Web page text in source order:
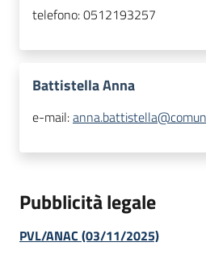
telefono:0512193257
Battistella Anna
e-mail:
Pubblicità legale
PVL/ANAC (03/11/2025)